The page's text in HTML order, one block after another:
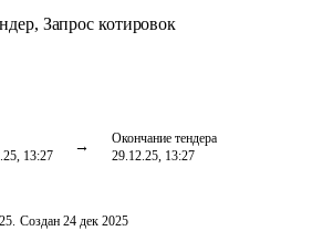
, Запрос котировок
13:27
Окончание тендера
29.12.25, 13:27
. Создан 24 дек 2025